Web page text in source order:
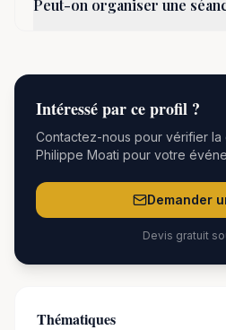
Peut-on organiser une
Intéressé parceprofil ?
Contactez-nous pour vérifier la
Philippe Moati pour votre
Demander
Devis gratuit
Thématiques